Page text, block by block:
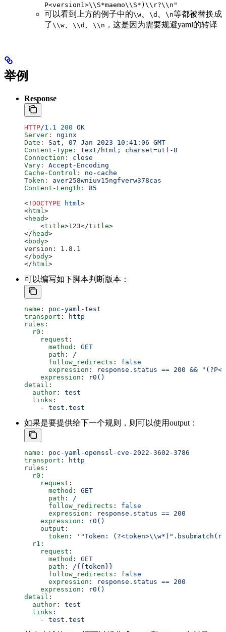
P<version1>\\S*maemo\\S*)\\r?\\n"
可以看到上方的例子中的\w \d \n等都被替换成
了\\w \\d \\n ，这是因为需要规避yaml的转译
举例
Response
HTTP/1.1 200 OK
Server :
nginx
Date :
Sat, 07 Jan 2023 10:41:06 GMT
Content-Type :
text/html; charset=utf-8
Connection :
close
Vary :
Accept-Encoding
Cache-Control :
no-cache
Token :
aver258wniuv15ngfverw378cas
Content-Length :
85
<! DOCTYPE html >
<html >
<head>
    <
title>123</title>
</ head>
<body>
version: 1.8.1
</ body>
</ html >
可以编写如下脚本判断版本：
name : poc-yaml-test
transport :
http
rules :
  r0
:
    request
:
      method
: GET
      path
:
/
      follow_redirects
: false
      expression
:
response.status == 200 &&
    expression
:
r0()
detail :
  author
: test
  links
:
    -
test.test
如果是要提供给下一个规则，则可以使用output：
name : poc-yaml-openssl-cve-2022-3602-3786
transport :
http
rules :
  r0
:
    request
:
      method
: GET
      path
:
/
      follow_redirects
: false
      expression
:
response.status == 200
    expression
:
r0()
    output
:
      token
:
'"Token:
  r1
:
    request
:
      method
: GET
      path
:
/{{token}}
      follow_redirects
: false
      expression
:
response.status == 200
    expression
:
r0()
detail :
  author
: test
  links
:
    -
test.test